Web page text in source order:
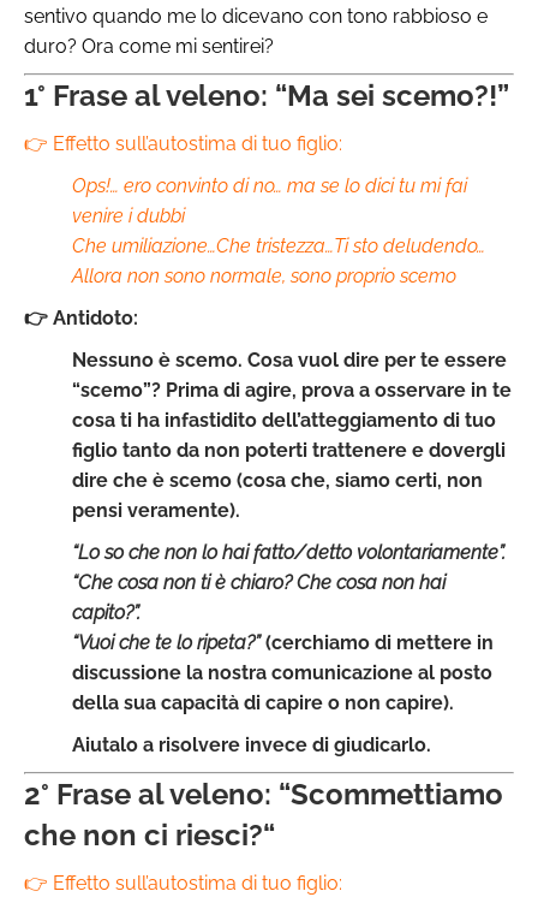
sentivo quando me lo dicevano con tono rabbioso e
duro? Ora come mi sentirei?
1° Frase al veleno: “Ma sei scemo?!”
👉 Effetto sull’autostima di tuo figlio:
Ops!… ero convinto di no… ma se lo dici tu mi fai
venire i dubbi
Che umiliazione…Che tristezza…Ti sto deludendo…
Allora non sono normale, sono proprio scemo
👉 Antidoto:
Nessuno è scemo. Cosa vuol dire per te essere
“scemo”? Prima di agire, prova a osservare in te
cosa ti ha infastidito dell’atteggiamento di tuo
figlio tanto da non poterti trattenere e dovergli
dire che è scemo (cosa che, siamo certi, non
pensi veramente).
“Lo so che non lo hai fatto/detto volontariamente”.
“Che cosa non ti è chiaro? Che cosa non hai
capito?”.
“Vuoi che te lo ripeta?”(cerchiamo di mettere in
discussione la nostra comunicazione al posto
della sua capacità di capire o non capire).
Aiutalo a risolvere invece di giudicarlo.
2° Frase al veleno: “Scommettiamo
che non ci riesci?“
👉 Effetto sull’autostima di tuo figlio: